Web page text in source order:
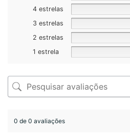
4 estrelas
3 estrelas
2 estrelas
1 estrela
0 de 0 avaliações